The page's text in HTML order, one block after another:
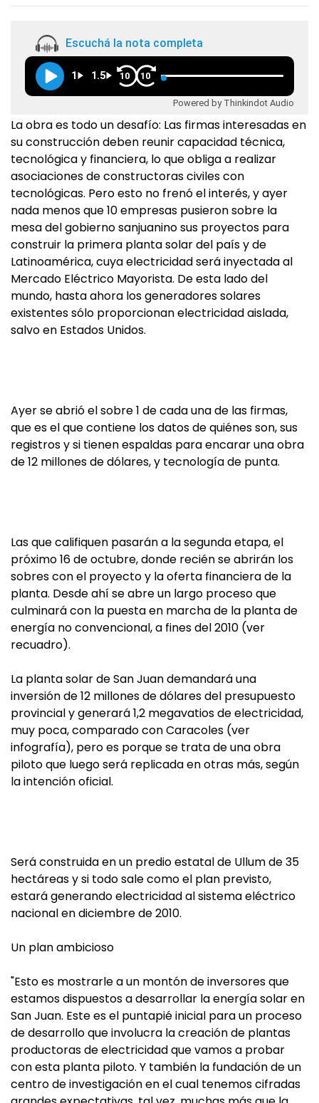
Escuchá la nota completa
1 1.5 10 10
Powered by Thinkindot Audio
La obra es todo un desafío: Las firmas interesadas en
su construcción deben reunir capacidad técnica,
tecnológica y financiera, lo que obliga a realizar
asociaciones de constructoras civiles con
tecnológicas. Pero esto no frenó el interés, y ayer
nada menos que 10 empresas pusieron sobre la
mesa del gobierno sanjuanino sus proyectos para
construir la primera planta solar del país y de
Latinoamérica, cuya electricidad será inyectada al
Mercado Eléctrico Mayorista. De esta lado del
mundo, hasta ahora los generadores solares
existentes sólo proporcionan electricidad aislada,
salvo en Estados Unidos.
Ayer se abrió el sobre 1 de cada una de las firmas,
que es el que contiene los datos de quiénes son, sus
registros y si tienen espaldas para encarar una obra
de 12 millones de dólares, y tecnología de punta.
Las que califiquen pasarán a la segunda etapa, el
próximo 16 de octubre, donde recién se abrirán los
sobres con el proyecto y la oferta financiera de la
planta. Desde ahí se abre un largo proceso que
culminará con la puesta en marcha de la planta de
energía no convencional, a fines del 2010 (ver
recuadro).
La planta solar de San Juan demandará una
inversión de 12 millones de dólares del presupuesto
provincial y generará 1,2 megavatios de electricidad,
muy poca, comparado con Caracoles (ver
infografía), pero es porque se trata de una obra
piloto que luego será replicada en otras más, según
la intención oficial.
Será construida en un predio estatal de Ullum de 35
hectáreas y si todo sale como el plan previsto,
estará generando electricidad al sistema eléctrico
nacional en diciembre de 2010.
Un plan ambicioso
"Esto es mostrarle a un montón de inversores que
estamos dispuestos a desarrollar la energía solar en
San Juan. Este es el puntapié inicial para un proceso
de desarrollo que involucra la creación de plantas
productoras de electricidad que vamos a probar
con esta planta piloto. Y también la fundación de un
centro de investigación en el cual tenemos cifradas